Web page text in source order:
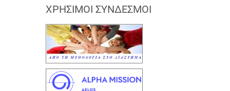
ΧΡΉΣΙΜΟΙ ΣΎΝΔΕΣΜΟΙ